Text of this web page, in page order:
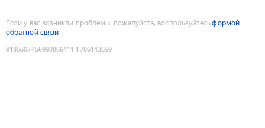
Если у вас возникли проблемы, пожалуйста, воспользуйтесьформой
обратной связи
9185607456990866411 :1786143659